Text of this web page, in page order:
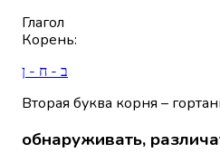
Глагол
Корень:
ב - ח - ן
Вторая буква корня –